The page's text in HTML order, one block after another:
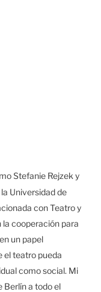
Stefanie Rejzek y
Universidad de
con Teatro y
la cooperación para
un papel
el teatro pueda
como social. Mi
Berlín a todo el